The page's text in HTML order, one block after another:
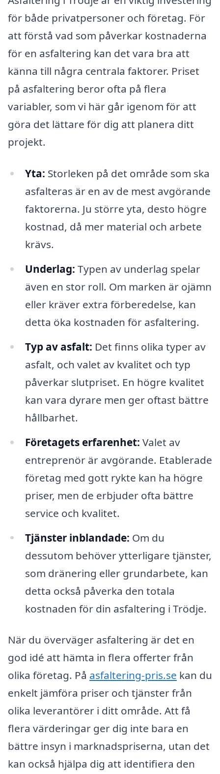
för både privatpersoner och företag. För
att förstå vad som påverkar kostnaderna
för en asfaltering kan det vara bra att
känna till några centrala faktorer. Priset
på asfaltering beror ofta på flera
variabler, som vi här går igenom för att
göra det lättare för dig att planera ditt
projekt.
Yta: Storleken på det område som ska
asfalteras är en av de mest avgörande
faktorerna. Ju större yta, desto högre
kostnad, då mer material och arbete
krävs.
Underlag: Typen av underlag spelar
även en stor roll. Om marken är ojämn
eller kräver extra förberedelse, kan
detta öka kostnaden för asfaltering.
Typ av asfalt: Det finns olika typer av
asfalt, och valet av kvalitet och typ
påverkar slutpriset. En högre kvalitet
kan vara dyrare men ger oftast bättre
hållbarhet.
Företagets erfarenhet: Valet av
entreprenör är avgörande. Etablerade
företag med gott rykte kan ha högre
priser, men de erbjuder ofta bättre
service och kvalitet.
Tjänster inblandade: Om du
dessutom behöver ytterligare tjänster,
som dränering eller grundarbete, kan
detta också påverka den totala
kostnaden för din asfaltering i Trödje.
När du överväger asfaltering är det en
god idé att hämta in flera offerter från
olika företag. På asfaltering-pris.se kan du
enkelt jämföra priser och tjänster från
olika leverantörer i ditt område. Att få
flera värderingar ger dig inte bara en
bättre insyn i marknadspriserna, utan det
kan också hjälpa dig att identifiera den